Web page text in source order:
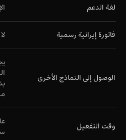
لغة الدعم
فاتورة إيرانية رسمية
الوصول إلى النماذج الأخرى
وقت التفعيل